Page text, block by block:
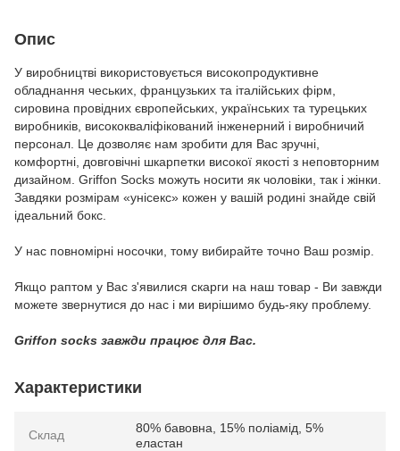
Опис
У виробництві використовується високопродуктивне
обладнання чеських, французьких та італійських фірм,
сировина провідних європейських, українських та турецьких
виробників, висококваліфікований інженерний і виробничий
персонал. Це дозволяє нам зробити для Вас зручні,
комфортні, довговічні шкарпетки високої якості з неповторним
дизайном. Griffon Socks можуть носити як чоловіки, так і жінки.
Завдяки розмірам «унісекс» кожен у вашій родині знайде свій
ідеальний бокс.
У нас повномірні носочки, тому вибирайте точно Ваш розмір.
Якщо раптом у Вас з'явилися скарги на наш товар - Ви завжди
можете звернутися до нас і ми вирішимо будь-яку проблему.
Griffon socks завжди працює для Вас.
Характеристики
Склад
80% бавовна, 15% поліамід, 5%
еластан